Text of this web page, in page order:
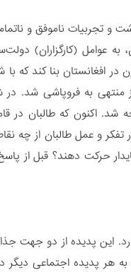
و تجربیات ناموفق و
عوامل (کارگزاران)
در افغانستان بنا
منتهی به فروپاشی
اکنون که طالبان در
و عمل طالبان از چه
حرکت دهند؟ قبل از
این پدیده از دو جهت
پدیده اجتماعی دیگر